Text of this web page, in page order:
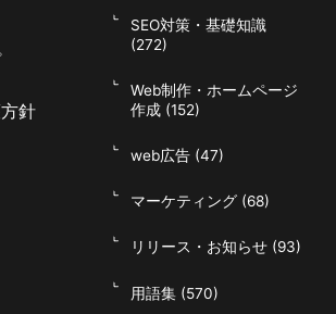
ページを作成し、効果・流れ・料
丁寧に記載しましょう。お客様が
を網羅することで滞在時間が延び、
らの評価も高まります。メニュー
を充実させることが、多様な検索ニ
針
SEO対策・基礎知識
(272)
Web制作・ホームページ
作成 (152)
web広告 (47)
マーケティング (68)
リリース・お知らせ (93)
用語集 (570)
申し込み